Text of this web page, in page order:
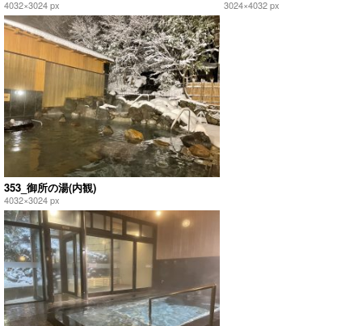
4032×3024 px 3024×4032 px
353_御所の湯(内観)
4032×3024 px